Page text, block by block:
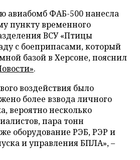
авиабомб ФАБ-500 нанесла
пункту временного
ВСУ «Птицы
с боеприпасами, который
базой в Херсоне, пояснил
.
воздействия было
более взвода личного
вероятно несколько
пара тонн
оборудование РЭБ, РЭР и
и управления БПЛА», –